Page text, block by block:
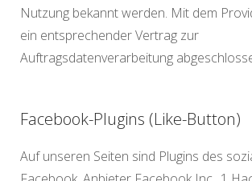
Nutzung bekannt werden. Mit dem
ein entsprechender Vertrag zur
Auftragsdatenverarbeitung
Facebook-Plugins (Like-Button)
Auf unseren Seiten sind Plugins des